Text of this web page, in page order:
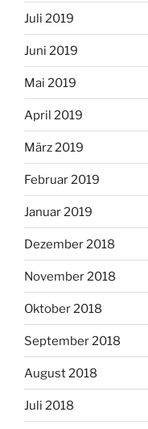
Juli 2019
Juni 2019
Mai 2019
April 2019
März 2019
Februar 2019
Januar 2019
Dezember 2018
November 2018
Oktober 2018
September 2018
August 2018
Juli 2018